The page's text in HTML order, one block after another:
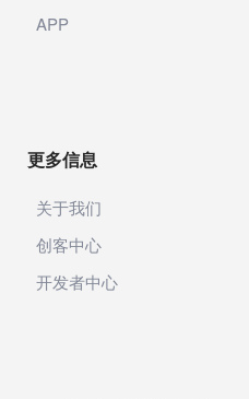
APP
更多信息
关于我们
创客中心
开发者中心